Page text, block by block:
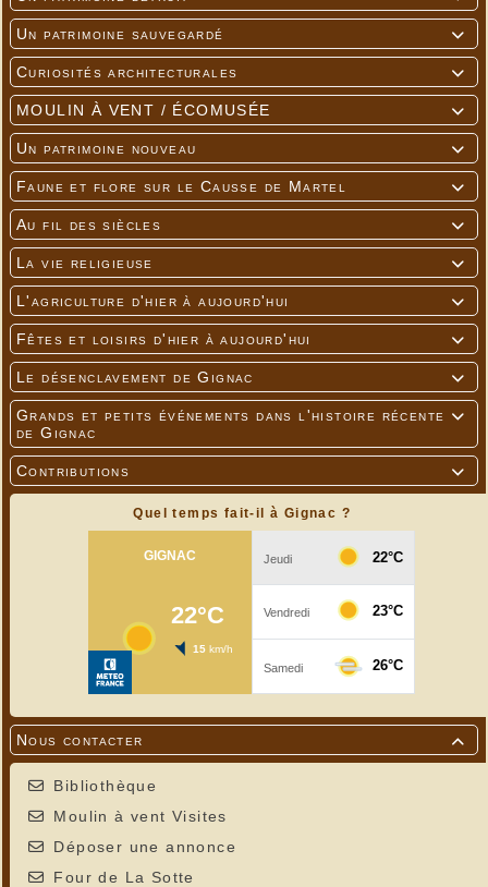

Un patrimoine sauvegardé

Curiosités architecturales

MOULIN À VENT / ÉCOMUSÉE

Un patrimoine nouveau

Faune et flore sur le Causse de Martel

Au fil des siècles

La vie religieuse

L'agriculture d'hier à aujourd'hui

Fêtes et loisirs d'hier à aujourd'hui

Le désenclavement de Gignac

Grands et petits événements dans l'histoire récente
de Gignac

Contributions
Quel temps fait-il à Gignac ?

Nous contacter
Bibliothèque
Moulin à vent Visites
Déposer une annonce
Four de La Sotte